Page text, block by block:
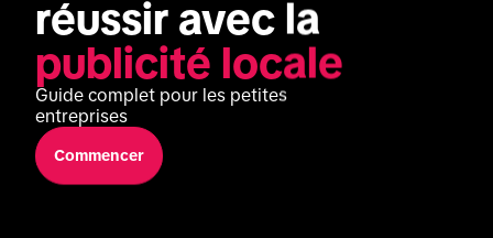
publicité locale
Guide complet pour les petites
entreprises
Commencer